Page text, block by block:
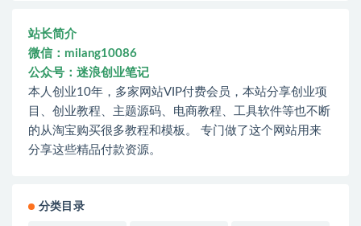
站长简介
微信：milang10086
公众号：迷浪创业笔记
本人创业10年，多家网站VIP付费会员，本站分享创业项
目、创业教程、主题源码、电商教程、工具软件等也不断
的从淘宝购买很多教程和模板。 专门做了这个网站用来
分享这些精品付款资源。
分类目录